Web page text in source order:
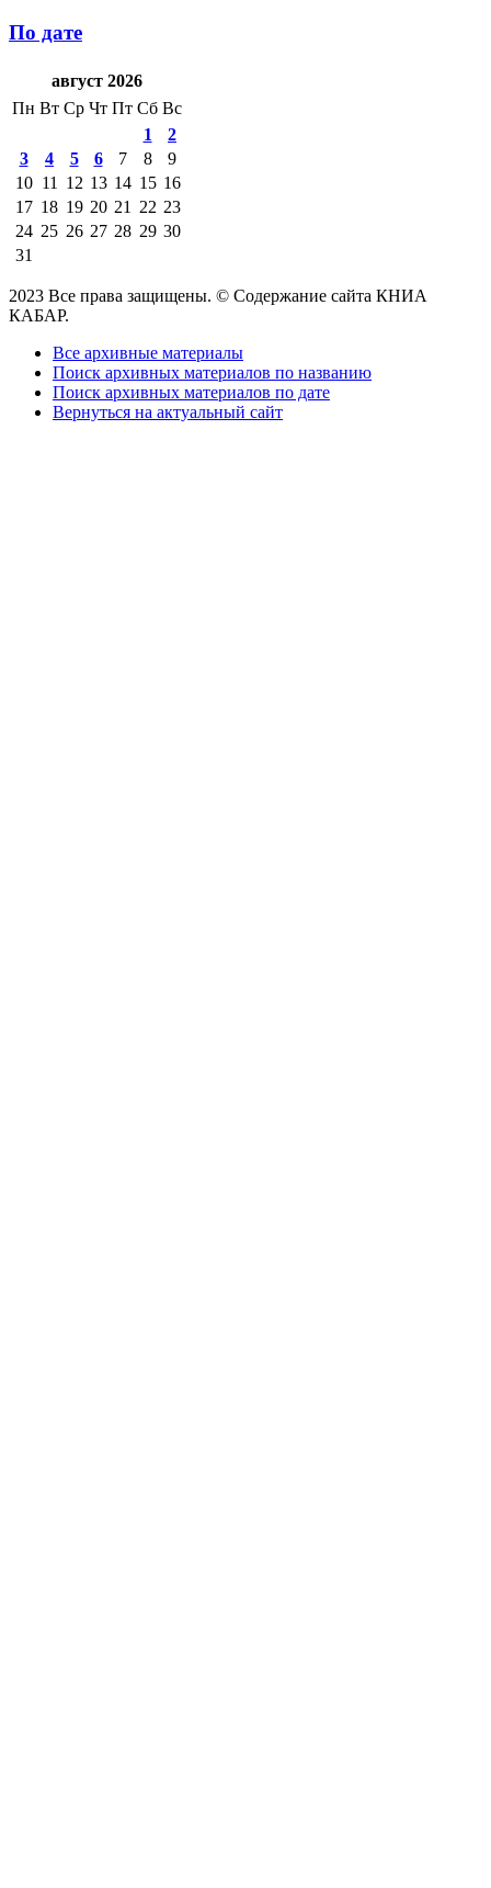
По дате
август 2026
Пн Вт Ср Чт Пт Сб Вс
1
2
3
4 5 6 7 8
9
10 11 12 13 14 15 16
17 18 19 20 21 22 23
24 25 26 27 28 29 30
31
2023 Все права защищены. © Содержание сайта КНИА
КАБАР.
Все архивные материалы
Поиск архивных материалов по названию
Поиск архивных материалов по дате
Вернуться на актуальный сайт